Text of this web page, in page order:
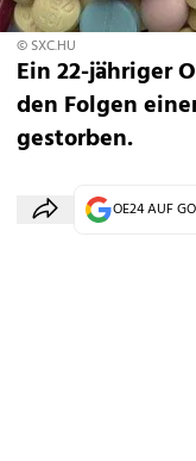
© SXC.HU
Ein 22-jähriger
den Folgen
gestorben.
OE24 AUF